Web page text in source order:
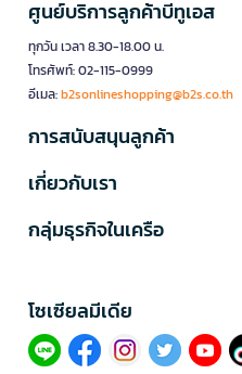
ศูนย์บริการลูกค้าบีทูเอส
ทุกวัน เวลา 8.30-18.00 น.
โทรศัพท์: 02-115-0999
อีเมล:b2sonlineshopping@b2s.co.th
การสนับสนุนลูกค้า
เกี่ยวกับเรา
กลุ่มธุรกิจในเครือ
โซเซียลมีเดีย​